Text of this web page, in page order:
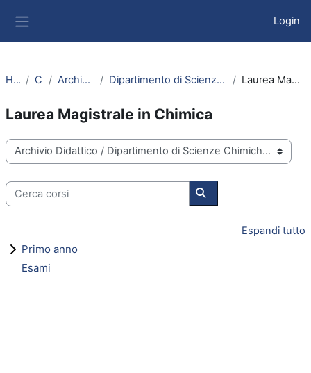
Login
Home Corsi Archivio Didattico Dipartimento di Scienze Chimiche e Farmaceutiche Laurea Magistrale in Chimica
Laurea Magistrale in Chimica
Categorie di corso
Cerca corsi
Cerca corsi
Espandi tutto
Primo anno
Esami